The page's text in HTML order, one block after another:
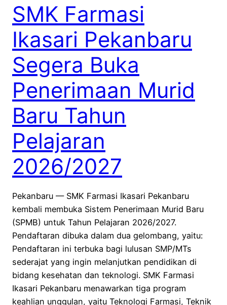
SMK Farmasi
Ikasari Pekanbaru
Segera Buka
Penerimaan Murid
Baru Tahun
Pelajaran
2026/2027
Pekanbaru — SMK Farmasi Ikasari Pekanbaru
kembali membuka Sistem Penerimaan Murid Baru
(SPMB) untuk Tahun Pelajaran 2026/2027.
Pendaftaran dibuka dalam dua gelombang, yaitu:
Pendaftaran ini terbuka bagi lulusan SMP/MTs
sederajat yang ingin melanjutkan pendidikan di
bidang kesehatan dan teknologi. SMK Farmasi
Ikasari Pekanbaru menawarkan tiga program
keahlian unggulan, yaitu Teknologi Farmasi, Teknik